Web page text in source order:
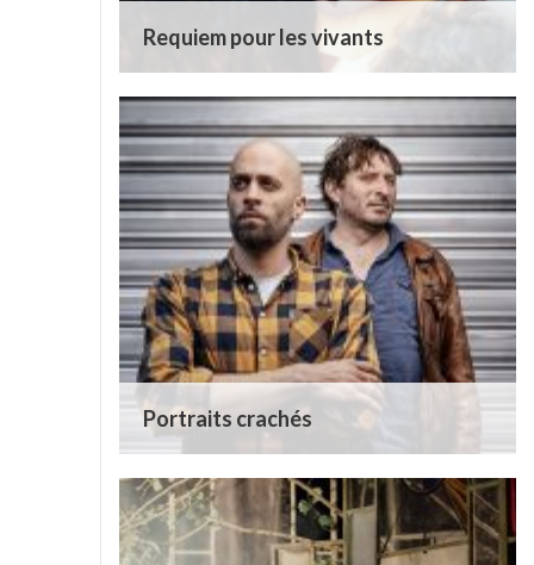
Requiem pour les vivants
Portraits crachés